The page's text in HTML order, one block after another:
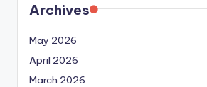
Archives
May 2026
April 2026
March 2026